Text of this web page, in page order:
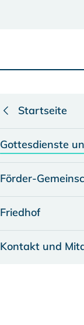
Startseite
Gottesdienste
Förder-
Friedhof
Kontakt und